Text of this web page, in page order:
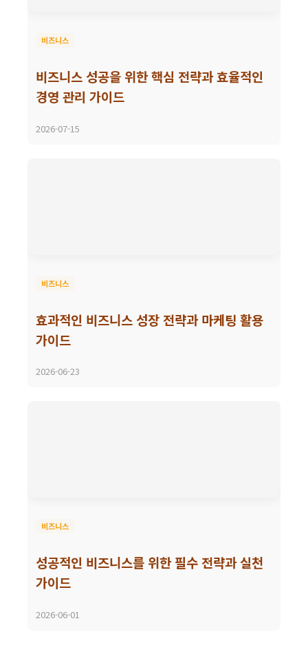
비즈니스
비즈니스 성공을 위한 핵심 전략과 효율적인
경영 관리 가이드
2026-07-15
비즈니스
효과적인 비즈니스 성장 전략과 마케팅 활용
가이드
2026-06-23
비즈니스
성공적인 비즈니스를 위한 필수 전략과 실천
가이드
2026-06-01